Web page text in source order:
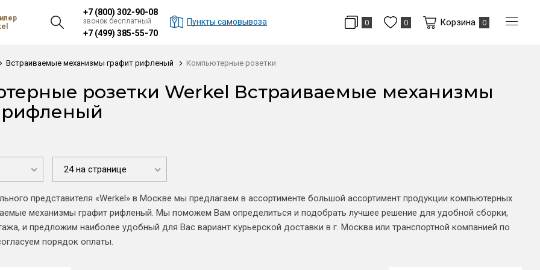
+7 (800) 302-90-08
звонок бесплатный
+7 (499) 385-55-70
Пункты самовывоза 0 0 Корзина 0
Встраиваемые механизмы графит рифленый Компьютерные розетки
розетки Werkel Встраиваемые механизмы
рифленый
24 на странице
представителя «Werkel» в Москве мы предлагаем в ассортименте большой ассортимент продукции компьютерных
механизмы графит рифленый. Мы поможем Вам определиться и подобрать лучшее решение для удобной сборки,
и предложим наиболее удобный для Вас вариант курьерской доставки в г. Москва или транспортной компанией по
порядок оплаты.